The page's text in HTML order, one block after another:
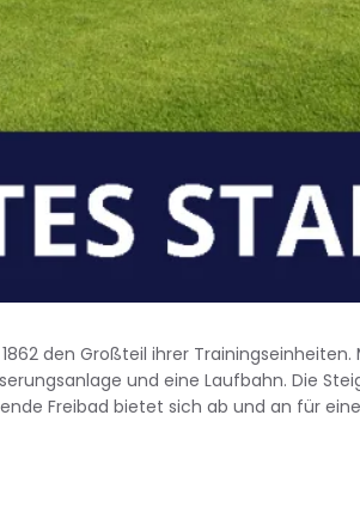
den Großteil ihrer
und eine Laufbahn. Die
Freibad bietet sich ab und an für